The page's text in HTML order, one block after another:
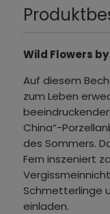
Wild Flowers
Auf diesem
zum Leben
China“-
des Sommers.
Fern inszeniert
Schmetterlinge
einladen.